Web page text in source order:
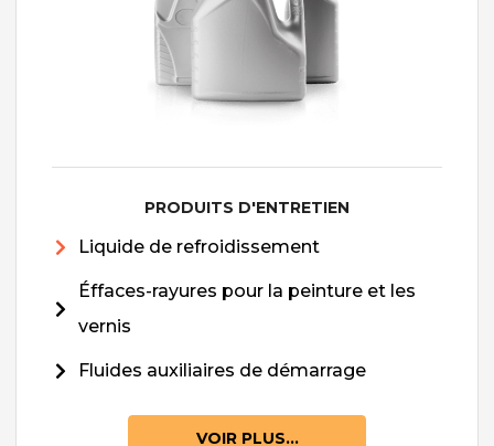
PRODUITS D'ENTRETIEN
Liquide de refroidissement
Éffaces-rayures pour la peinture et les
vernis
Fluides auxiliaires de démarrage
VOIR PLUS...